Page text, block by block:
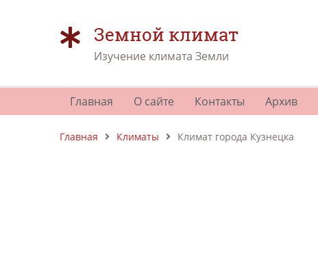
Земной климат
Изучение климата Земли
Главная О сайте Контакты Архив
Главная Климаты Климат города Кузнецка